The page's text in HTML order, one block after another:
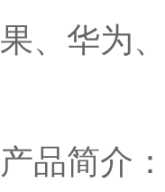
果、华为
产品简介